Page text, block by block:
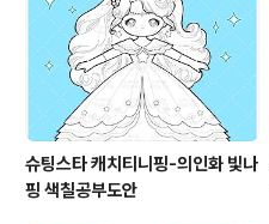
지금 이 게시물에 보이는 이미지들의 워
해 둔 파일에는 들어가 있지 않습니다! *
는 빵떡 같은 얼굴이 되었..
슈팅스타 캐치티니핑-의인화 빛나
핑 색칠공부도안